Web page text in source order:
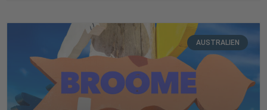
AUSTRALIEN